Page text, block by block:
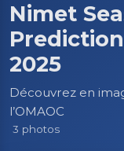
Nimet
2025
Découvrez en
l’OMAOC
3 photos